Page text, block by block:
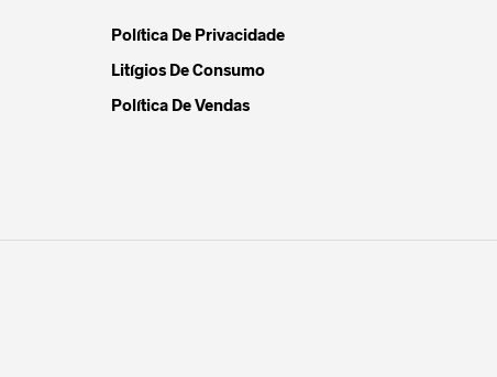
Política De Privacidade
Litígios De Consumo
Política De Vendas